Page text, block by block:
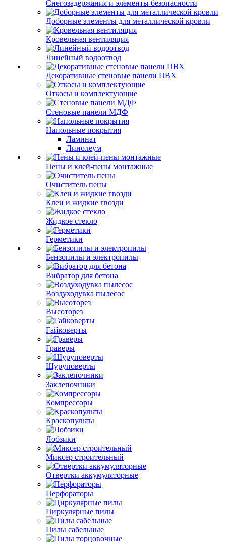
Снегозадержания и элементы безопасности
Доборные элементы для металлической кровли
Кровельная вентиляция
Линейный водоотвод
Декоративные стеновые панели ПВХ
Откосы и комплектующие
Стеновые панели МДФ
Напольные покрытия
Ламинат
Линолеум
Пены и клей-пены монтажные
Очиститель пены
Клеи и жидкие гвозди
Жидкое стекло
Герметики
Бензопилы и электропилы
Вибратор для бетона
Воздуходувка пылесос
Высоторез
Гайковерты
Граверы
Шуруповерты
Заклепочники
Компрессоры
Краскопульты
Лобзики
Миксер строительный
Отвертки аккумуляторные
Перфораторы
Циркулярные пилы
Пилы сабельные